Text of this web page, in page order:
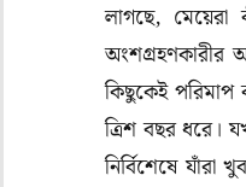
লাগছে,
অংশগ্রহণকারীর
কিছুকেই
ত্রিশ বছর ধরে।
নির্বিশেষে